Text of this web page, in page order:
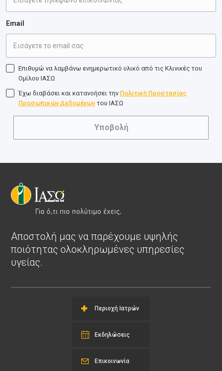
Email
Επιθυμώ να λαμβάνω ενημερωτικό υλικό από τις Κλινικές του
Ομίλου ΙΑΣΩ
Έχω διαβάσει και κατανοήσει την Πολιτική Προστασίας
Προσωπικών Δεδομένων του ΙΑΣΩ
Υποβολή
Αποστολή μας να παρέχουμε υψηλής
ποιότητας ολοκληρωμένες υπηρεσίες
υγείας.
Περιοχή Ιατρών
Εκδηλώσεις
Επικοινωνία